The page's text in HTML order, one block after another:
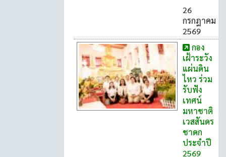
26
กรกฎาคม
2569
กอง
เฝ้าระวัง
แผ่นดิน
ไหว ร่วม
รับฟัง
เทศน์
มหาชาติ
เวสสันดร
ชาดก
ประจำปี
2569